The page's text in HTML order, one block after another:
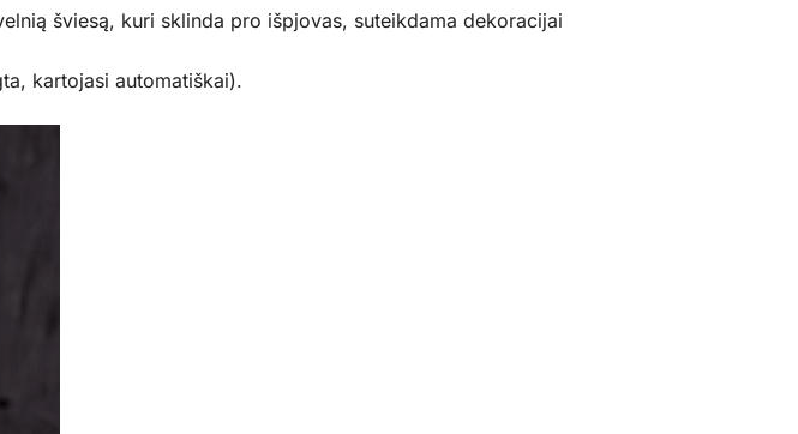
šviesą, kuri sklinda pro išpjovas, suteikdama dekoracijai
kartojasi automatiškai).